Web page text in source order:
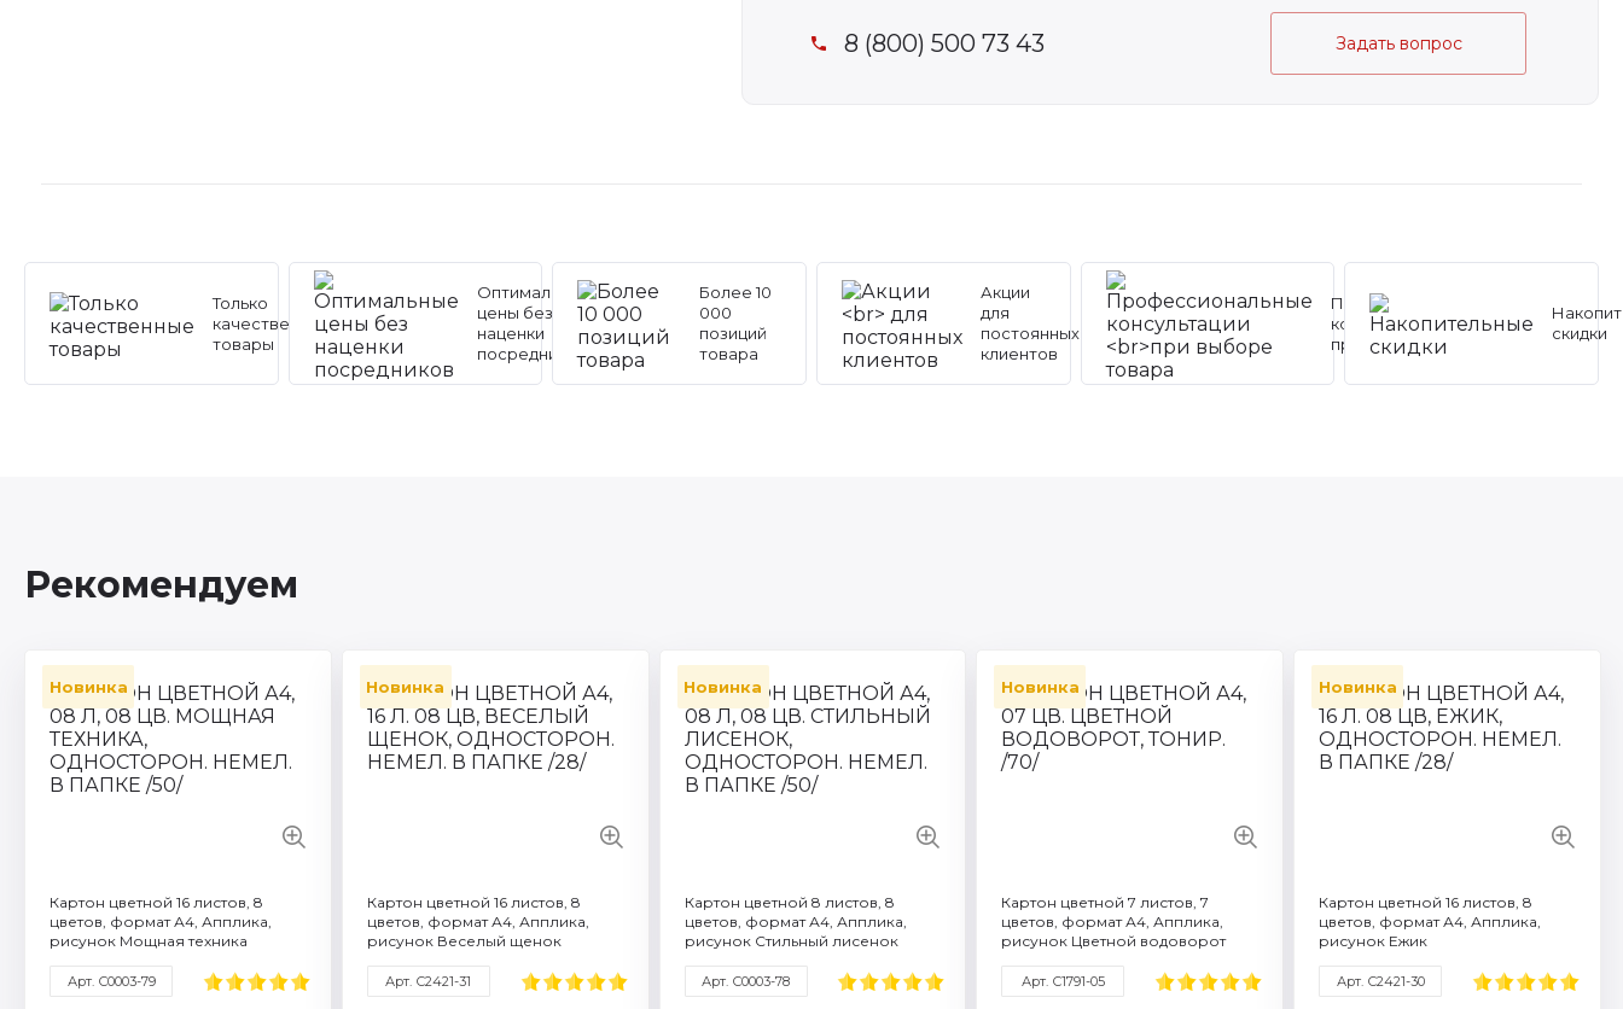
8 (800) 500 73 43 Задать вопрос
Только
качественные
товары
Оптимальные
цены без
наценки
посредников
Более 10
000
позиций
товара
Акции
для
постоянных
клиентов
Профессиональные
консультации
при выборе товара
скидки
Рекомендуем
Новинка
Картон цветной 16 листов, 8
цветов, формат А4, Апплика,
рисунок Мощная техника
Арт. С0003-79
Артикул: С0003-79
Количество листов: 16
Формат / объем: A4
Торговая марка: Апплика
Смотреть все характеристики
Новинка
Картон цветной 16 листов, 8
цветов, формат А4, Апплика,
рисунок Веселый щенок
Арт. С2421-31
Артикул: С2421-31
Количество листов: 16
Формат / объем: A4
Торговая марка: Апплика
Плотность бумаги г/м2: 200
Смотреть все характеристики
Новинка
Картон цветной 8 листов, 8
цветов, формат А4, Апплика,
рисунок Стильный лисенок
Арт. С0003-78
Артикул: С0003-78
Количество листов: 8
Формат / объем: A4
Торговая марка: Апплика
Смотреть все характеристики
Новинка
Картон цветной 7 листов, 7
цветов, формат А4, Апплика,
рисунок Цветной водоворот
Арт. С1791-05
Артикул: С1791-05
Количество листов: 7
Формат / объем: A4
Торговая марка: Апплика
Смотреть все характеристики
Новинка
Картон цветной 16 листов, 8
цветов, формат А4, Апплика,
рисунок Ежик
Арт. С2421-30